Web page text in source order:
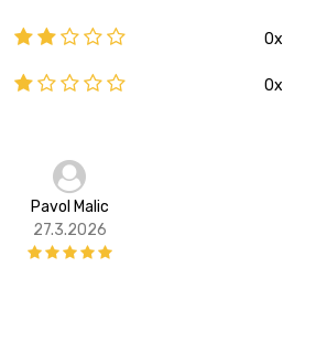
0x
0x
Pavol Malic
27.3.2026